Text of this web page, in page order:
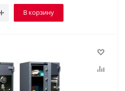
В корзину